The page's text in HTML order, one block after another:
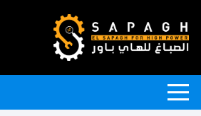
إلى
المحتوى